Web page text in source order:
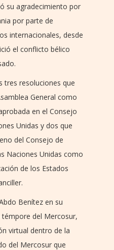
su agradecimiento por
por parte de
internacionales, desde
el conflicto bélico
tres resoluciones que
General como
en el Consejo
Unidas y dos que
del Consejo de
Naciones Unidas como
de los Estados
Benítez en su
del Mercosur,
virtual dentro de la
del Mercosur que